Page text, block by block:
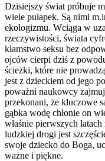
Dzisiejszy świat próbuje
wiele pułapek. Są nimi
ekologizmu. Wciąga w
rzeczywistości, świata
kłamstwo seksu bez
ojców cierpi dziś z
ścieżki, które nie
jest z dzieckiem od jego
poważni naukowcy
przekonani, że kluczowe
gąbka wodę chłonie on
właśnie pierwszych
ludzkiej drogi jest
swoje dziecko do Boga,
ważne i piękne.